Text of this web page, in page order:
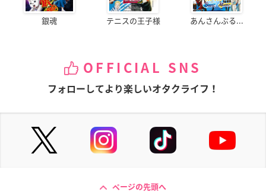
銀魂 テニスの王子様 あんさんぶる...
OFFICIAL SNS
フォローしてより楽しいオタクライフ！
ページの先頭へ